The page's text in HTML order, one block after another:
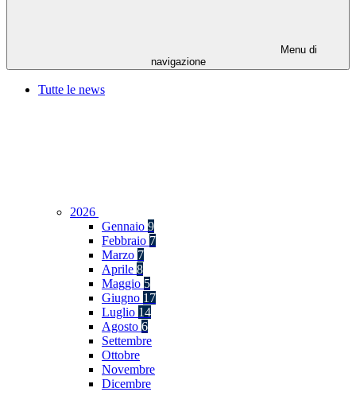
Menu di
navigazione
Tutte le news
2026
Gennaio 9
Febbraio 7
Marzo 7
Aprile 8
Maggio 5
Giugno 17
Luglio 14
Agosto 6
Settembre
Ottobre
Novembre
Dicembre